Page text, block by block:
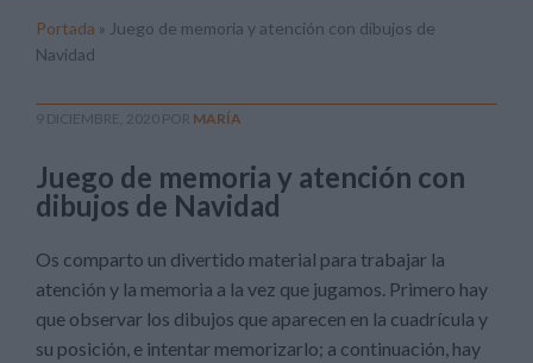
Portada » Juego de memoria y atención con dibujos de
Navidad
9 DICIEMBRE, 2020 POR MARÍA
Juego de memoria y atención con
dibujos de Navidad
Os comparto un divertido material para trabajar la
atención y la memoria a la vez que jugamos. Primero hay
que observar los dibujos que aparecen en la cuadrícula y
su posición, e intentar memorizarlo; a continuación, hay